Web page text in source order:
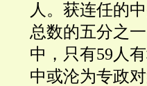
人。获连任的
总数的五分之
中，只有59人
中或沦为专政